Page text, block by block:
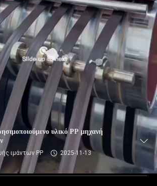
υλικό PP μηχανή
ιμάντων PP
2025-11-13